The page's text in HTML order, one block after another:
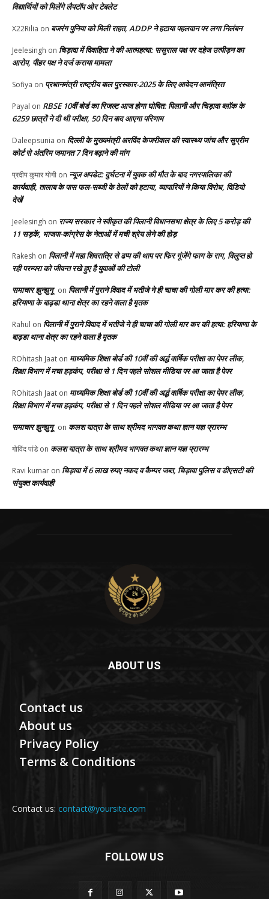
विद्यार्थियों को मिलेंगे लैपटॉप ओर टेबलेट
X22Rilia on बजरंग पुनिया को मिली राहत, ADDP ने हटाया पहलवान पर लगा निलंबन
Jeelesingh on चिड़ावा में विवाहिता ने की आत्महत्या: ससुराल पक्ष पर दहेज उत्पीड़न का
आरोप, पीहर पक्ष ने दर्ज कराया मामला
Sofiya on प्रधानमंत्री राष्ट्रीय बाल पुरस्कार-2025 के लिए आवेदन आमंत्रित
Payal on RBSE 10वीं बोर्ड का रिजल्ट आज होगा घोषित: पिलानी और चिड़ावा ब्लॉक के
6259 छात्रों ने दी थी परीक्षा, 50 दिन बाद आएगा परिणाम
Daleepsunia on दिल्ली के मुख्यमंत्री अरविंद केजरीवाल की स्वास्थ्य जांच और सुप्रीम
कोर्ट से अंतरिम जमानत 7 दिन बढ़ाने की मांग
प्रदीप कुमार योगी on न्यूज अपडेट: दुर्घटना में युवक की मौत के बाद नगरपालिका की
कार्यवाही, तालाब के पास फल-सब्जी के ठेलों को हटाया, व्यापारियों ने किया विरोध, विडियो
देखें
Jeelesingh on राज्य सरकार ने स्वीकृत की पिलानी विधानसभा क्षेत्र के लिए 5 करोड़ की
11 सड़कें, भाजपा-कांग्रेस के नेताओं में मची श्रेय लेने की होड़
Rakesh on पिलानी में महा शिवरात्रि से ढप्प की थाप पर फिर गूंजेंगे फाग के राग, विलुप्त हो
रही परम्परा को जीवन्त रखे हुए है युवाओं की टोली
समाचार झुन्झुनू on पिलानी में पुराने विवाद में भतीजे ने ही चाचा की गोली मार कर की हत्या:
हरियाणा के बाढ़डा थाना क्षेत्र का रहने वाला है मृतक
Rahul on पिलानी में पुराने विवाद में भतीजे ने ही चाचा की गोली मार कर की हत्या: हरियाणा के
बाढ़डा थाना क्षेत्र का रहने वाला है मृतक
ROhitash Jaat on माध्यमिक शिक्षा बोर्ड की 10वीं की अर्द्ध वार्षिक परीक्षा का पेपर लीक,
शिक्षा विभाग में मचा हड़कंप, परीक्षा से 1 दिन पहले सोशल मीडिया पर आ जाता है पेपर
ROhitash Jaat on माध्यमिक शिक्षा बोर्ड की 10वीं की अर्द्ध वार्षिक परीक्षा का पेपर लीक,
शिक्षा विभाग में मचा हड़कंप, परीक्षा से 1 दिन पहले सोशल मीडिया पर आ जाता है पेपर
समाचार झुन्झुनू on कलश यात्रा के साथ श्रीमद भागवत कथा ज्ञान यज्ञ प्रारम्भ
गोविंद पांडेon कलश यात्रा के साथ श्रीमद भागवत कथा ज्ञान यज्ञ प्रारम्भ
Ravi kumar on चिड़ावा में 6 लाख रुपए नकद व कैम्पर जब्त, चिड़ावा पुलिस व डीएसटी की
संयुक्त कार्यवाही
ABOUT US
Contact us
About us
Privacy Policy
Terms & Conditions
Contact us: contact@yoursite.com
FOLLOW US